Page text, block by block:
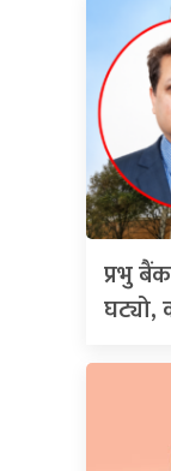
प्रभु
घट्यो,